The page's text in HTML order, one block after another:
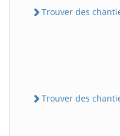
Trouver des
Trouver des